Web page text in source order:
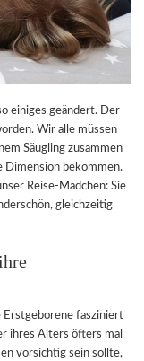
einiges geändert. Der
Wir alle müssen
Säugling zusammen
Dimension bekommen.
Reise-Mädchen: Sie
gleichzeitig
Erstgeborene fasziniert
ihres Alters öfters mal
vorsichtig sein sollte,